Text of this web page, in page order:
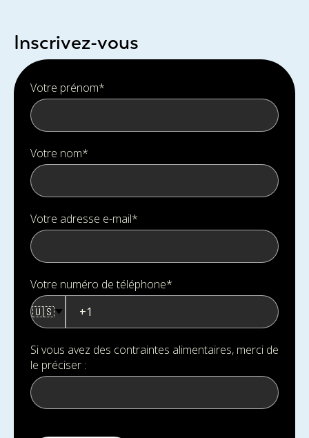
Inscrivez-vous
Votre prénom*
Votre nom*
Votre adresse e-mail*
Votre numéro de téléphone*
🇺🇸
Si vous avez des contraintes alimentaires, merci de
le préciser :